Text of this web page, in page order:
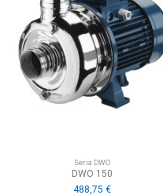
Seria DWO
DWO 150
488,75 €